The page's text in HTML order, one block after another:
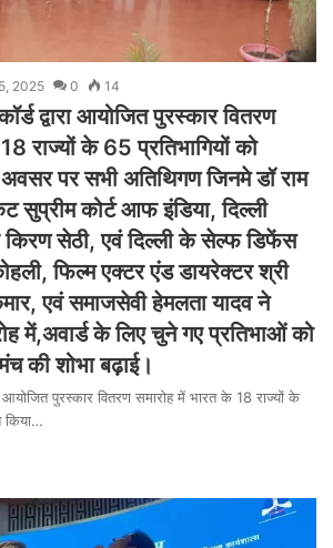
2025 0 14
द्वारा आयोजित पुरस्कार वितरण
राज्यों के 65 प्रतिभागियों को
पर सभी अतिथिगण जिनमे डॉ राम
सुप्रीम कोर्ट आफ इंडिया, दिल्ली
सेठी, एवं दिल्ली के सेल्फ डिफेंस
फिल्म एक्टर एंड डायरेक्टर श्री
एवं समाजसेवी हेमलता यादव ने
में,अवार्ड के लिए चुने गए प्रतिभाओं को
की शोभा बढ़ाई।
पुरस्कार वितरण समारोह में भारत के 18 राज्यों के
किया…